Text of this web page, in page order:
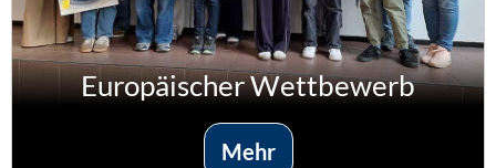
Europäischer Wettbewerb
Mehr